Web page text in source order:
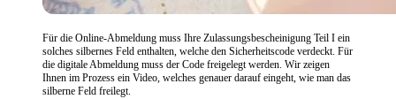
Für die Online-Abmeldung muss Ihre Zulassungsbescheinigung Teil I ein
solches silbernes Feld enthalten, welche den Sicherheitscode verdeckt. Für
die digitale Abmeldung muss der Code freigelegt werden. Wir zeigen
Ihnen im Prozess ein Video, welches genauer darauf eingeht, wie man das
silberne Feld freilegt.